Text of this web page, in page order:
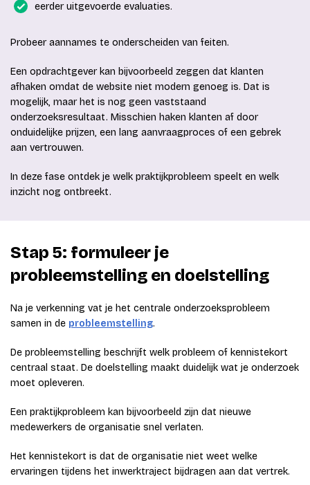
eerder uitgevoerde evaluaties.
Probeer aannames te onderscheiden van feiten.
Een opdrachtgever kan bijvoorbeeld zeggen dat klanten
afhaken omdat de website niet modern genoeg is. Dat is
mogelijk, maar het is nog geen vaststaand
onderzoeksresultaat. Misschien haken klanten af door
onduidelijke prijzen, een lang aanvraagproces of een gebrek
aan vertrouwen.
In deze fase ontdek je welk praktijkprobleem speelt en welk
inzicht nog ontbreekt.
Stap 5: formuleer je
probleemstelling en doelstelling
Na je verkenning vat je het centrale onderzoeksprobleem
samen in de probleemstelling.
De probleemstelling beschrijft welk probleem of kennistekort
centraal staat. De doelstelling maakt duidelijk wat je onderzoek
moet opleveren.
Een praktijkprobleem kan bijvoorbeeld zijn dat nieuwe
medewerkers de organisatie snel verlaten.
Het kennistekort is dat de organisatie niet weet welke
ervaringen tijdens het inwerktraject bijdragen aan dat vertrek.